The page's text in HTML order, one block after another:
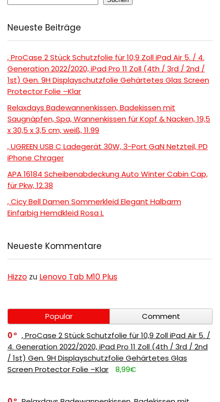
Neueste Beiträge
, ProCase 2 Stück Schutzfolie für 10,9 Zoll iPad Air 5. / 4.
Generation 2022/2020, iPad Pro 11 Zoll (4th / 3rd / 2nd /
1st) Gen. 9H Displayschutzfolie Gehärtetes Glas Screen
Protector Folie –Klar
Relaxdays Badewannenkissen, Badekissen mit
Saugnäpfen, Spa, Wannenkissen für Kopf & Nacken, 19,5
x 30,5 x 3,5 cm, weiß, 11.99
, UGREEN USB C Ladegerät 30W, 3-Port GaN Netzteil, PD
iPhone Chrager
APA 16184 Scheibenabdeckung Auto Winter Cabin Cap,
für Pkw, 12.38
, Cicy Bell Damen Sommerkleid Elegant Halbarm
Einfarbig Hemdkleid Rosa L
Neueste Kommentare
Hizzo zu Lenovo Tab M10 Plus
Popular
Comment
0
, ProCase 2 Stück Schutzfolie für 10,9 Zoll iPad Air 5. /
4. Generation 2022/2020, iPad Pro 11 Zoll (4th / 3rd / 2nd
/ 1st) Gen. 9H Displayschutzfolie Gehärtetes Glas
Screen Protector Folie –Klar
8,99€